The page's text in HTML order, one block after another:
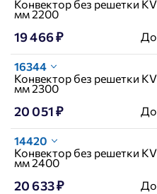
Конвектор без решетки
мм 2200
19 466 ₽
16344
Конвектор без решетки
мм 2300
20 051 ₽
14420
Конвектор без решетки
мм 2400
20 633 ₽